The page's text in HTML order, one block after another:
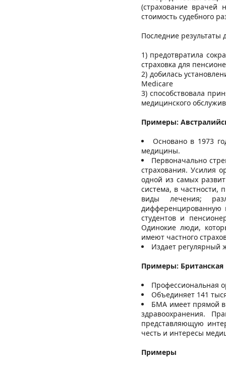
(страхование врачей
стоимость судебного
Последние результаты
1) предотвратила
страховка для
2) добилась
Medicare
3) способствовала
медицинского
Примеры:
Основано в 1973
медицины.
Первоначально
страхования. Усилия
одной из самых
система, в частности,
виды лечения;
дифференцированную
студентов и
Одинокие люди,
имеют частного
Издает регулярный
Примеры:
Профессиональная
Объединяет 141
БМА имеет прямой
здравоохранения.
представляющую
честь и интересы
Примеры